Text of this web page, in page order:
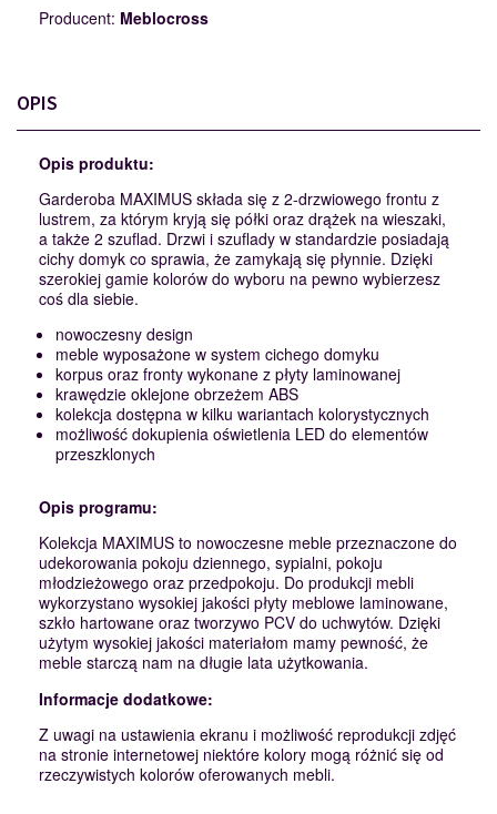
Producent: Meblocross
OPIS
Opis produktu:
Garderoba MAXIMUS składa się z 2-drzwiowego frontu z
lustrem, za którym kryją się półki oraz drążek na wieszaki,
a także 2 szuflad. Drzwi i szuflady w standardzie posiadają
cichy domyk co sprawia, że zamykają się płynnie. Dzięki
szerokiej gamie kolorów do wyboru na pewno wybierzesz
coś dla siebie.
nowoczesny design
meble wyposażone w system cichego domyku
korpus oraz fronty wykonane z płyty laminowanej
krawędzie oklejone obrzeżem ABS
kolekcja dostępna w kilku wariantach kolorystycznych
możliwość dokupienia oświetlenia LED do elementów
przeszklonych
Opis programu:
Kolekcja MAXIMUS to nowoczesne meble przeznaczone do
udekorowania pokoju dziennego, sypialni, pokoju
młodzieżowego oraz przedpokoju. Do produkcji mebli
wykorzystano wysokiej jakości płyty meblowe laminowane,
szkło hartowane oraz tworzywo PCV do uchwytów. Dzięki
użytym wysokiej jakości materiałom mamy pewność, że
meble starczą nam na długie lata użytkowania.
Informacje dodatkowe:
Z uwagi na ustawienia ekranu i możliwość reprodukcji zdjęć
na stronie internetowej niektóre kolory mogą różnić się od
rzeczywistych kolorów oferowanych mebli.